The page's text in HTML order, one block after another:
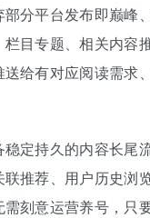
部分平台发布即巅峰
栏目专题、相关内容
送给有对应阅读需求
稳定持久的内容长尾
推荐、用户历史浏
刻意运营养号，只